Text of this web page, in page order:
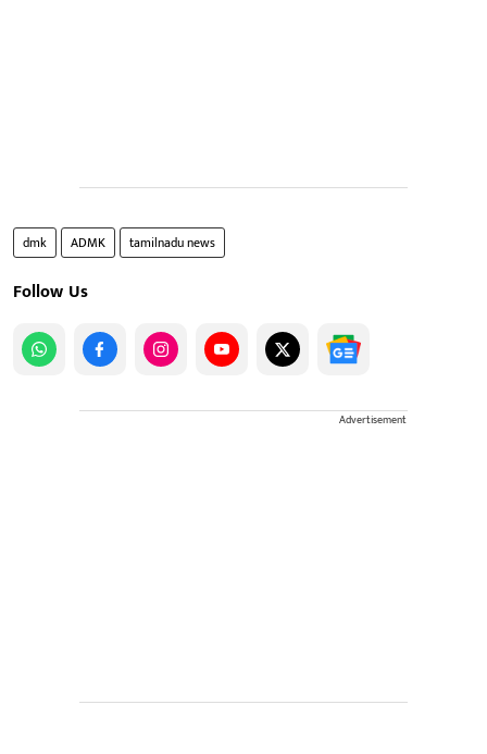
dmk ADMK tamilnadu news
Follow Us
Advertisement